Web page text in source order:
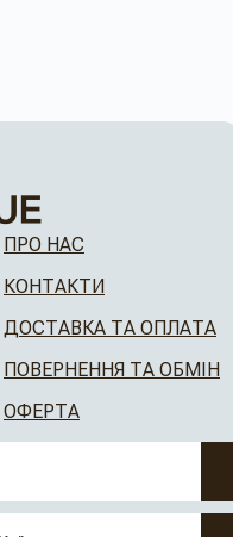
ПРО НАС
КОНТАКТИ
ДОСТАВКА ТА ОПЛАТА
ПОВЕРНЕННЯ ТА ОБМІН
ОФЕРТА